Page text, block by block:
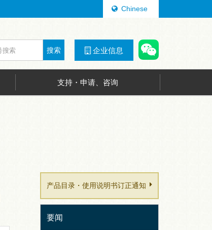
Chinese
企业信息
搜索
支持・申请、咨询
产品目录・使用说明书订正通知
要闻